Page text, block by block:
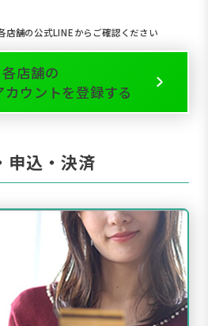
店舗の公式LINEからご確認ください
各店舗の
ウントを登録する
申込・決済